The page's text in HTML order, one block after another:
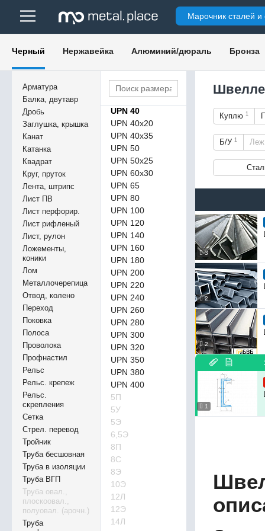
Марочник сталей и
Черный Нержавейка Алюминий/дюраль Бронза
Арматура
Балка, двутавр
Дробь
Заглушка, крышка
Канат
Катанка
Квадрат
Круг, пруток
Лента, штрипс
Лист ПВ
Лист перфорир.
Лист рифленый
Лист, рулон
Ложементы,
коники
Лом
Металлочерепица
Отвод, колено
Переход
Поковка
Полоса
Проволока
Профнастил
Рельс
Рельс. крепеж
Рельс.
скрепления
Сетка
Стрел. перевод
Тройник
Труба бесшовная
Труба в изоляции
Труба ВГП
Труба овал.,
плоскоовал.,
полуовал. (арочн.)
Труба
UPE 220
UPE 240
UPE 270
UPE 300
UPE 360
UPE 400
UPN 30х33
UPN 40
UPN 40х20
UPN 40х35
UPN 50
UPN 50х25
UPN 60х30
UPN 65
UPN 80
UPN 100
UPN 120
UPN 140
UPN 160
UPN 180
UPN 200
UPN 220
UPN 240
UPN 260
UPN 280
UPN 300
UPN 320
UPN 350
UPN 380
UPN 400
5П
5У
5Э
6,5Э
8П
8С
8Э
10Э
12Л
12Э
14Л
Куплю 1
Б/У 1
3
2
2
1